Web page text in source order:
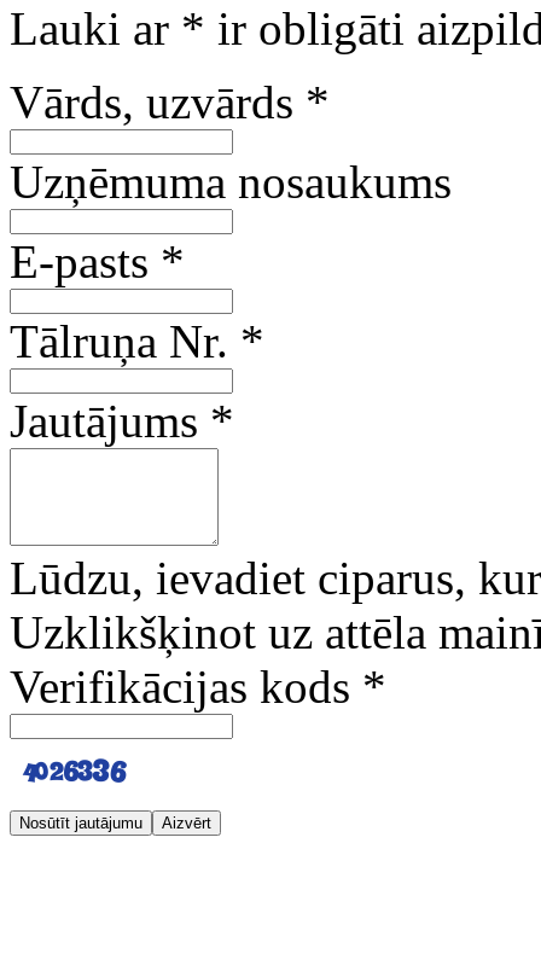
Lauki ar * ir obligāti
Vārds, uzvārds *
Uzņēmuma nosaukums
E-pasts *
Tālruņa Nr. *
Jautājums *
Lūdzu, ievadiet ciparus,
Uzklikšķinot uz attēla
Verifikācijas kods *
Nosūtīt jautājumu Aizvērt